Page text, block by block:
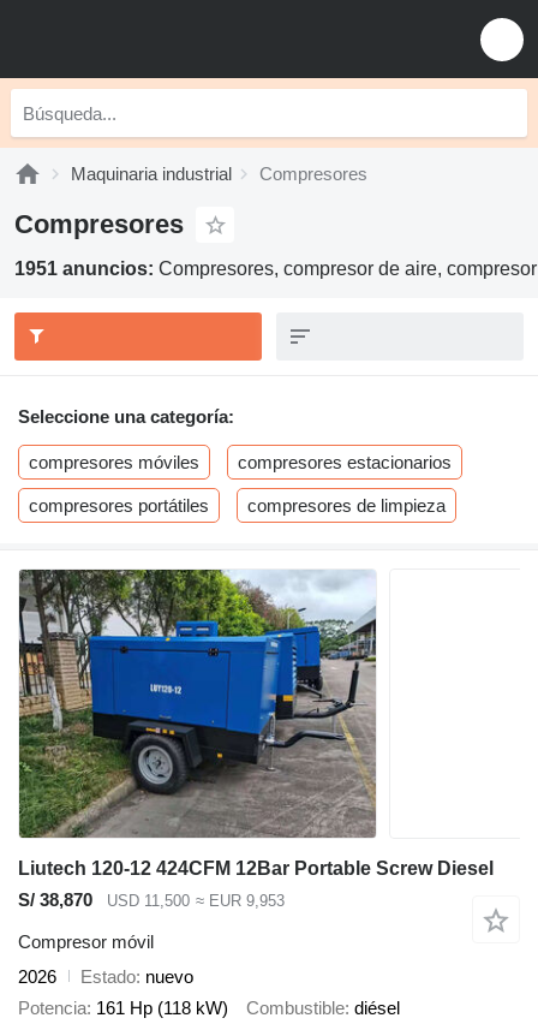
Maquinaria industrial Compresores
Compresores
1951 anuncios: Compresores, compresor de aire,
Seleccione una categoría:
compresores móviles compresores estacionarios
compresores portátiles compresores de limpieza
Liutech 120-12 424CFM 12Bar Portable Screw Diesel
S/ 38,870
USD 11,500 ≈ EUR 9,953
Compresor móvil
2026
Estado nuevo
Potencia 161 Hp (118 kW) Combustible diésel